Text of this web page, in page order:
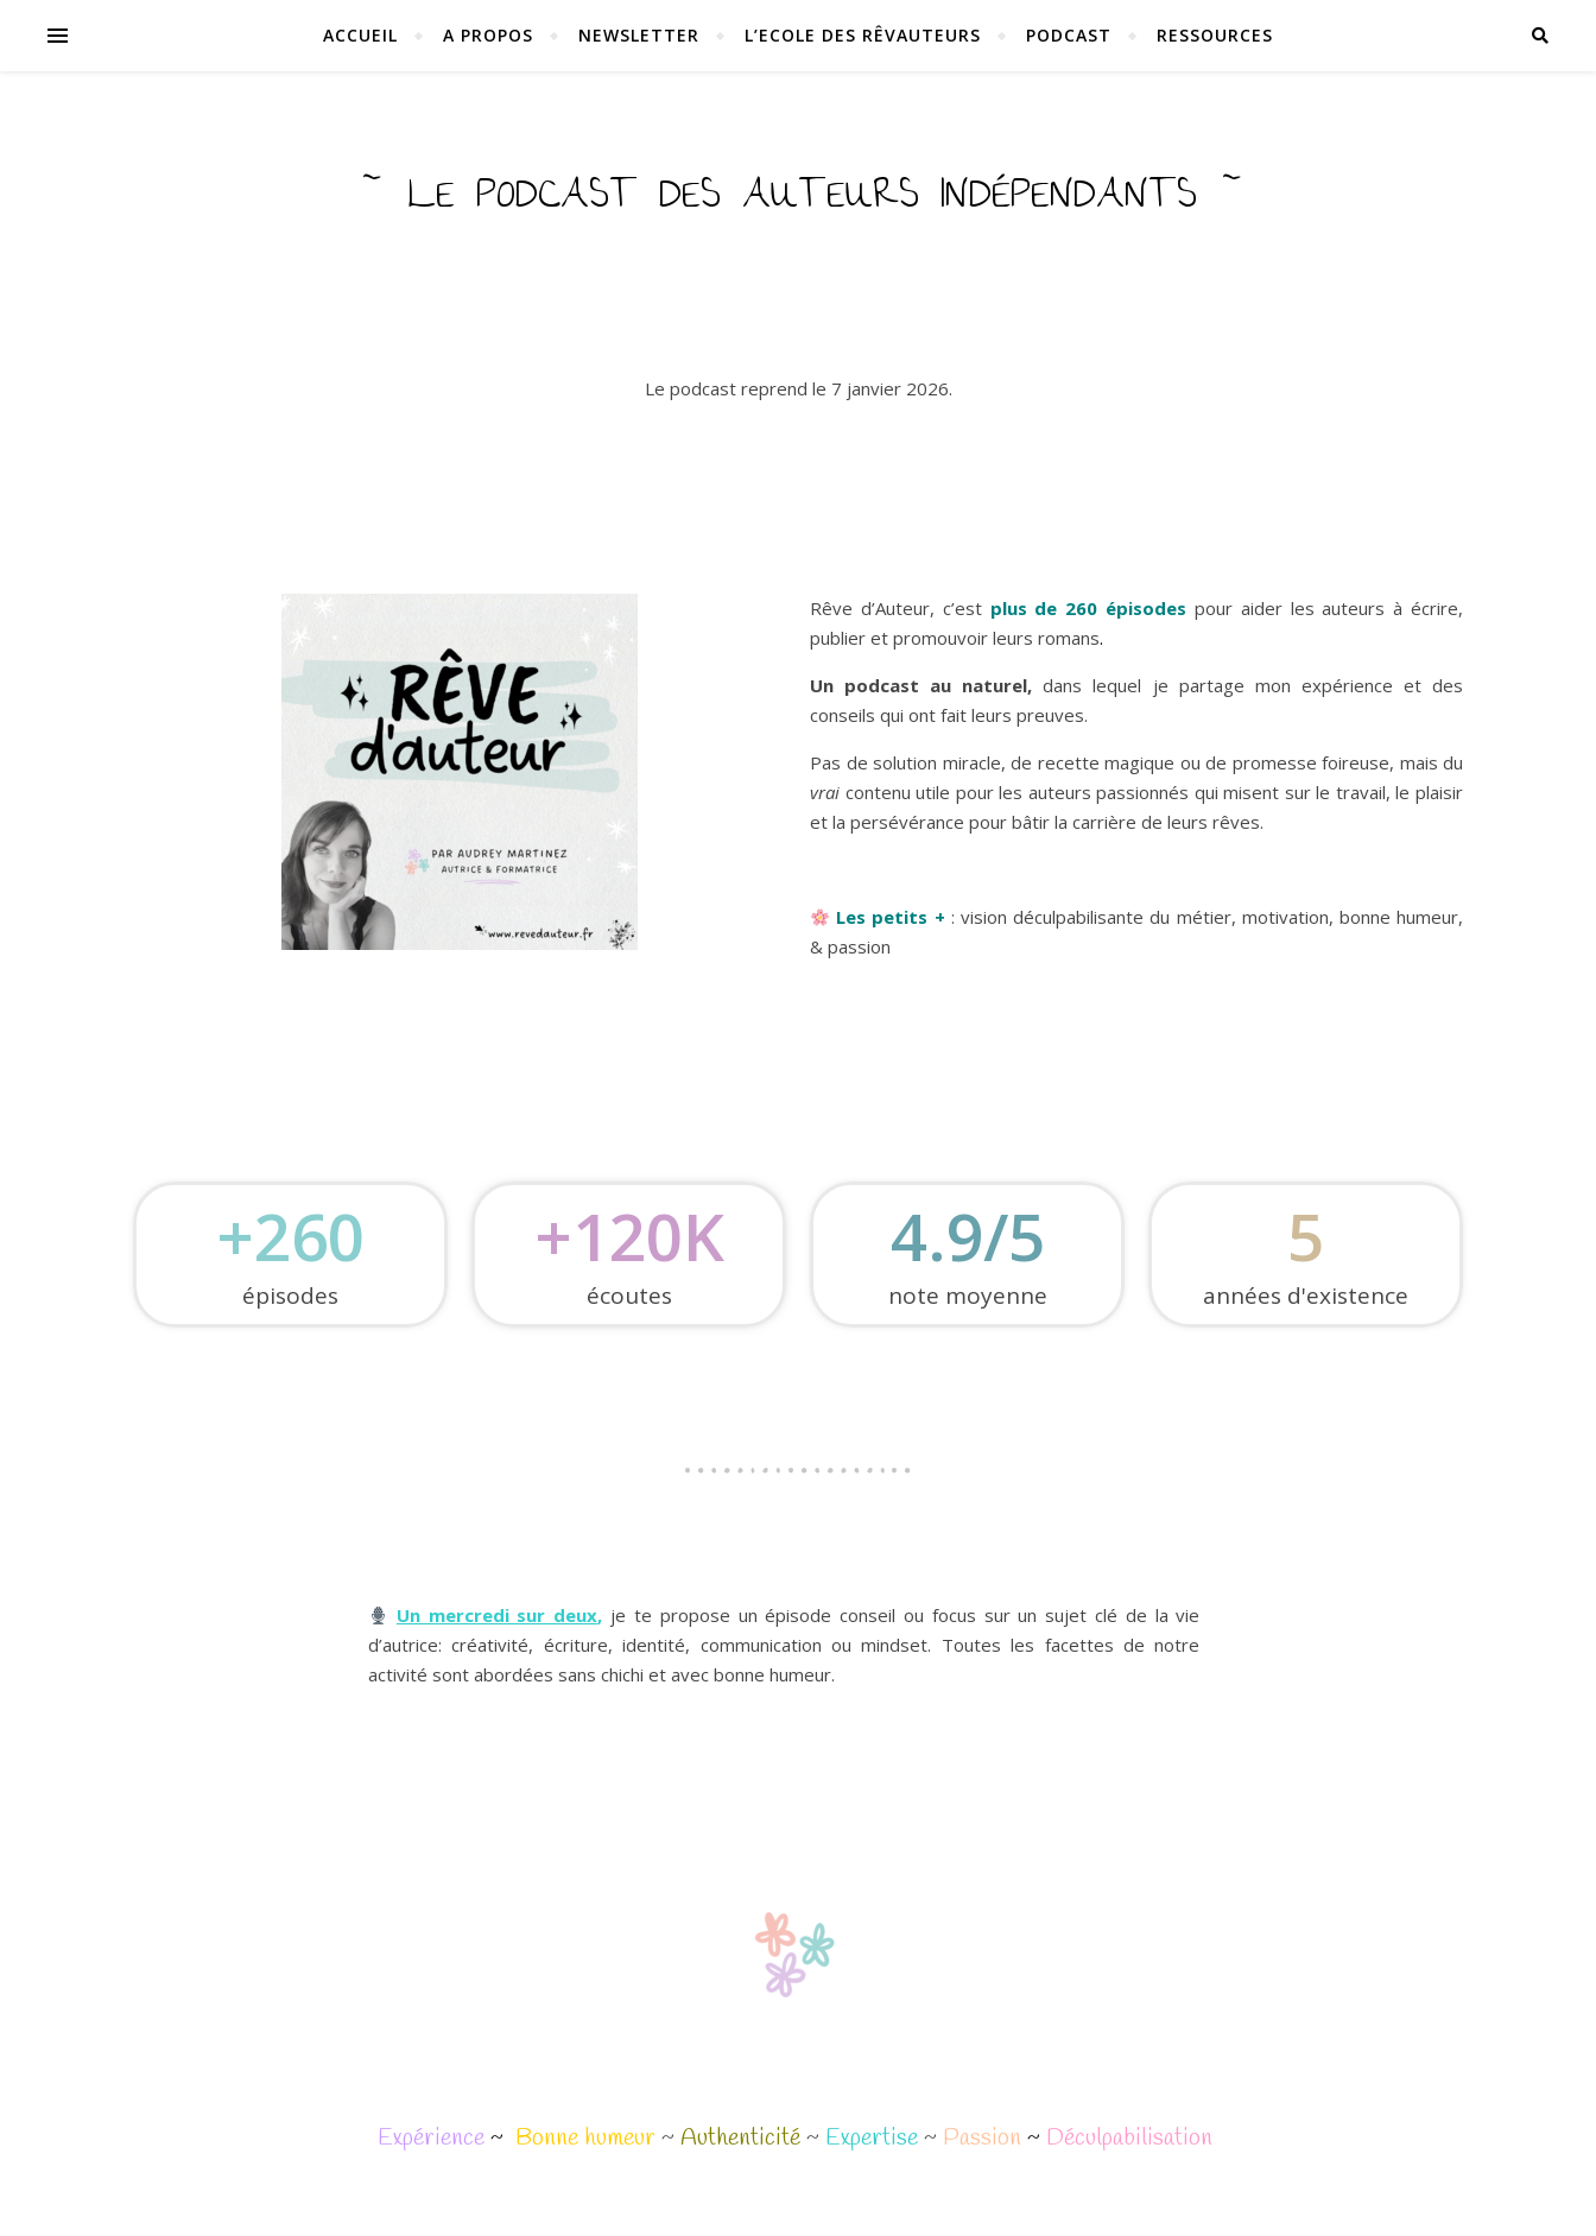
ACCUEIL A PROPOS NEWSLETTER L’ECOLE DES RÊVAUTEURS PODCAST RESSOURCES
~ LE PODCAST DES AUTEURS INDÉPENDANTS ~
Le podcast reprend le 7 janvier 2026.
Rêve d’Auteur, c’est plus de 260 épisodes pour aider les auteurs à écrire,
publier et promouvoir leurs romans.
Un podcast au naturel, dans lequel je partage mon expérience et des
conseils qui ont fait leurs preuves.
Pas de solution miracle, de recette magique ou de promesse foireuse, mais du
vrai contenu utile pour les auteurs passionnés qui misent sur le travail, le plaisir
et la persévérance pour bâtir la carrière de leurs rêves.
Les petits + : vision déculpabilisante du métier, motivation, bonne humeur,
& passion
épisodes
+260
écoutes
+120K
note moyenne
4.9/5
années d'existence
5
Un mercredi sur deux, je te propose un épisode conseil ou focus sur un sujet clé de la vie
d’autrice: créativité, écriture, identité, communication ou mindset. Toutes les facettes de notre
activité sont abordées sans chichi et avec bonne humeur.
Expérience~ Bonne humeur~ Authenticité~ Expertise~ Passion ~ Déculpabilisation